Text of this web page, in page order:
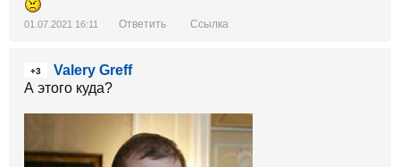
01.07.2021 16:11 Ответить Ссылка
+3
Valery Greff
А этого куда?